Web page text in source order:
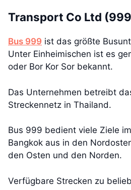
Transport Co Ltd
Bus 999 ist das größte
Unter Einheimischen ist es
oder Bor Kor Sor bekannt.
Das Unternehmen betreibt
Streckennetz in Thailand.
Bus 999 bedient viele Ziele
Bangkok aus in den
den Osten und den Norden.
Verfügbare Strecken zu